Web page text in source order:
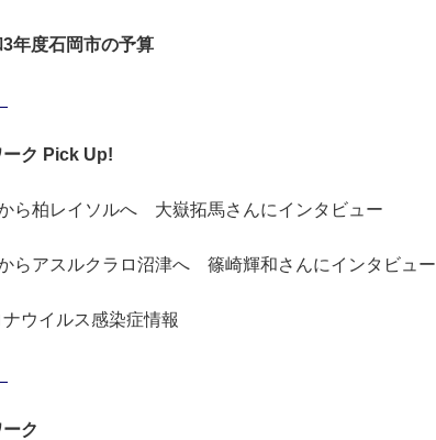
3年度石岡市の予算
ク Pick Up!
ら柏レイソルへ 大嶽拓馬さんにインタビュー
らアスルクラロ沼津へ 篠崎輝和さんにインタビュー
ウイルス感染症情報
ク